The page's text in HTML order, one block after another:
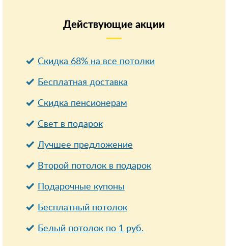
Действующие акции
Скидка 68% на все потолки
Бесплатная доставка
Cкидка пенсионерам
Свет в подарок
Лучшее предложение
Второй потолок в подарок
Подарочные купоны
Бесплатный потолок
Белый потолок по 1 руб.